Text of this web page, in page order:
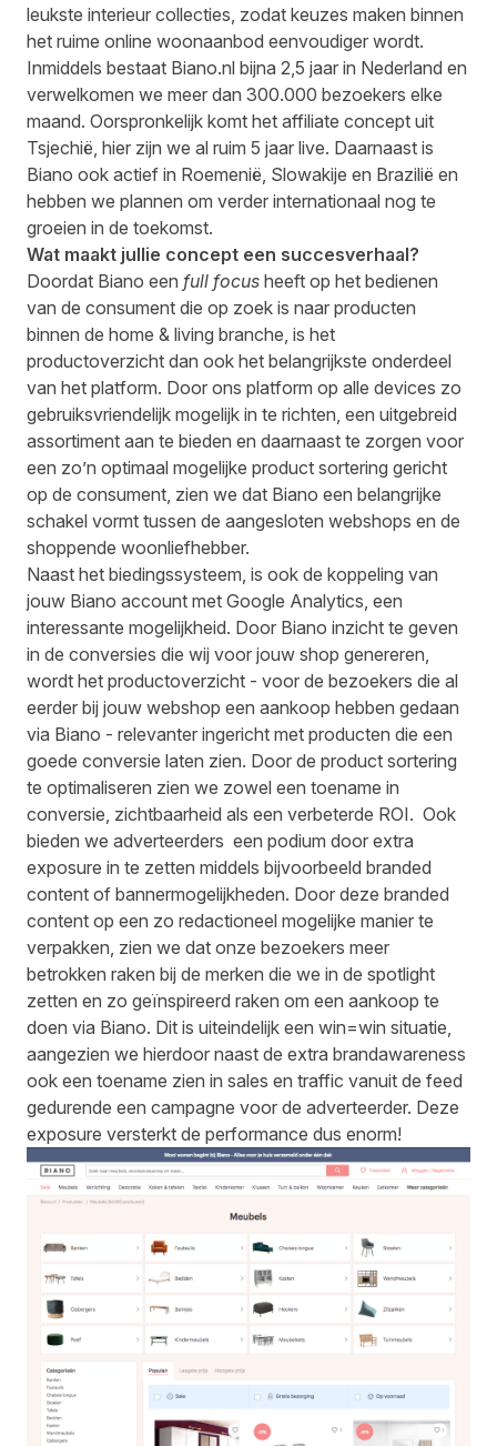
leukste interieur collecties, zodat keuzes maken binnen
het ruime online woonaanbod eenvoudiger wordt.
Inmiddels bestaat Biano.nl bijna 2,5 jaar in Nederland en
verwelkomen we meer dan 300.000 bezoekers elke
maand. Oorspronkelijk komt het affiliate concept uit
Tsjechië, hier zijn we al ruim 5 jaar live. Daarnaast is
Biano ook actief in Roemenië, Slowakije en Brazilië en
hebben we plannen om verder internationaal nog te
groeien in de toekomst.
Wat maakt jullie concept een succesverhaal?
Doordat Biano een full focus heeft op het bedienen
van de consument die op zoek is naar producten
binnen de home & living branche, is het
productoverzicht dan ook het belangrijkste onderdeel
van het platform. Door ons platform op alle devices zo
gebruiksvriendelijk mogelijk in te richten, een uitgebreid
assortiment aan te bieden en daarnaast te zorgen voor
een zo’n optimaal mogelijke product sortering gericht
op de consument, zien we dat Biano een belangrijke
schakel vormt tussen de aangesloten webshops en de
shoppende woonliefhebber.
Naast het biedingssysteem, is ook de koppeling van
jouw Biano account met Google Analytics, een
interessante mogelijkheid. Door Biano inzicht te geven
in de conversies die wij voor jouw shop genereren,
wordt het productoverzicht - voor de bezoekers die al
eerder bij jouw webshop een aankoop hebben gedaan
via Biano - relevanter ingericht met producten die een
goede conversie laten zien. Door de product sortering
te optimaliseren zien we zowel een toename in
conversie, zichtbaarheid als een verbeterde ROI. Ook
bieden we adverteerders een podium door extra
exposure in te zetten middels bijvoorbeeld branded
content of bannermogelijkheden. Door deze branded
content op een zo redactioneel mogelijke manier te
verpakken, zien we dat onze bezoekers meer
betrokken raken bij de merken die we in de spotlight
zetten en zo geïnspireerd raken om een aankoop te
doen via Biano. Dit is uiteindelijk een win=win situatie,
aangezien we hierdoor naast de extra brandawareness
ook een toename zien in sales en traffic vanuit de feed
gedurende een campagne voor de adverteerder. Deze
exposure versterkt de performance dus enorm!